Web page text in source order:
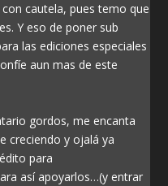
cautela, pues temo que
Y eso de poner sub
las ediciones especiales
aun mas de este
gordos, me encanta
creciendo y ojalá ya
para
así apoyarlos…(y entrar